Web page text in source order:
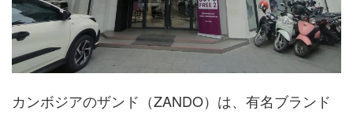
カンボジアのザンド（ZANDO）は、有名ブランド